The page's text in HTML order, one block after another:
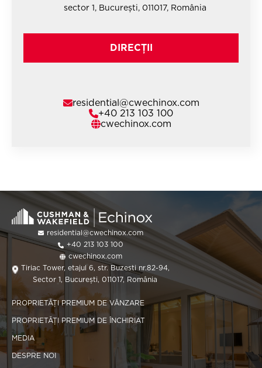
sector 1, București, 011017, România
DIRECȚII
residential@cwechinox.com
+40 213 103 100
cwechinox.com
residential@cwechinox.com
+40 213 103 100
cwechinox.com
Tiriac Tower, etajul 6, str. Buzesti nr.82-94,
Sector 1, București, 011017, România
PROPRIETĂȚI PREMIUM DE VÂNZARE
PROPRIETĂȚI PREMIUM DE ÎNCHIRIAT
MEDIA
DESPRE NOI